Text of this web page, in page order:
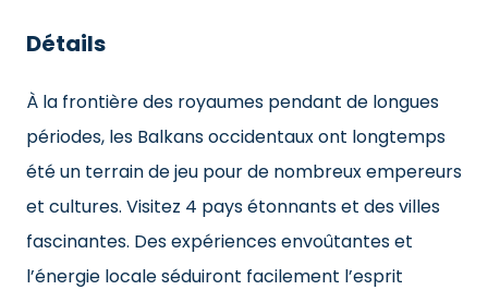
Détails
À la frontière des royaumes pendant de longues
périodes, les Balkans occidentaux ont longtemps
été un terrain de jeu pour de nombreux empereurs
et cultures. Visitez 4 pays étonnants et des villes
fascinantes. Des expériences envoûtantes et
l’énergie locale séduiront facilement l’esprit